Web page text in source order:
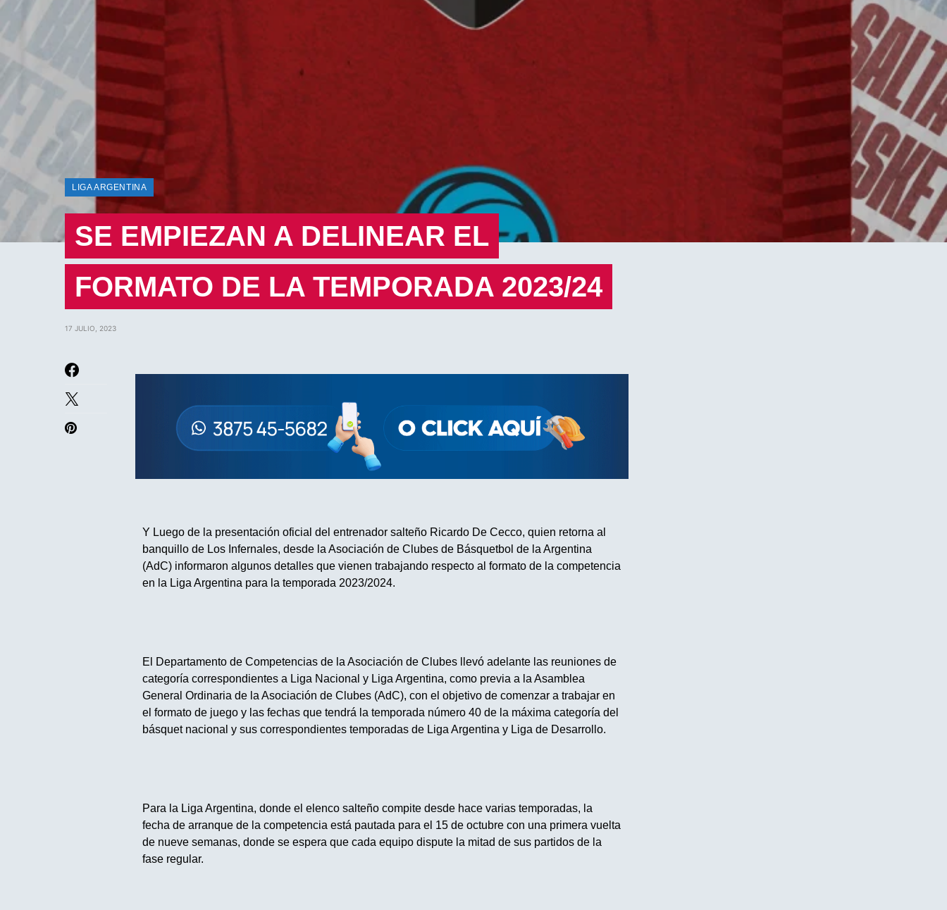
LIGA ARGENTINA
SE EMPIEZAN A DELINEAR EL
FORMATO DE LA TEMPORADA 2023/24
17 JULIO, 2023
Y Luego de la presentación oficial del entrenador salteño Ricardo De Cecco, quien retorna al
banquillo de Los Infernales, desde la Asociación de Clubes de Básquetbol de la Argentina
(AdC) informaron algunos detalles que vienen trabajando respecto al formato de la competencia
en la Liga Argentina para la temporada 2023/2024.
El Departamento de Competencias de la Asociación de Clubes llevó adelante las reuniones de
categoría correspondientes a Liga Nacional y Liga Argentina, como previa a la Asamblea
General Ordinaria de la Asociación de Clubes (AdC), con el objetivo de comenzar a trabajar en
el formato de juego y las fechas que tendrá la temporada número 40 de la máxima categoría del
básquet nacional y sus correspondientes temporadas de Liga Argentina y Liga de Desarrollo.
Para la Liga Argentina, donde el elenco salteño compite desde hace varias temporadas, la
fecha de arranque de la competencia está pautada para el 15 de octubre con una primera vuelta
de nueve semanas, donde se espera que cada equipo dispute la mitad de sus partidos de la
fase regular.